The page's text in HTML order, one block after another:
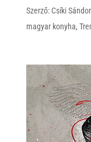
Szerző: Csíki Sándor
magyar konyha,